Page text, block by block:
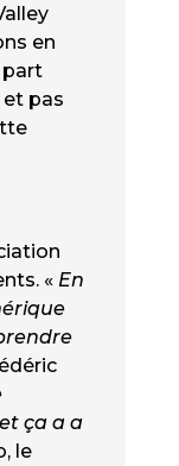
en
part
et pas
« En
ça a a
le